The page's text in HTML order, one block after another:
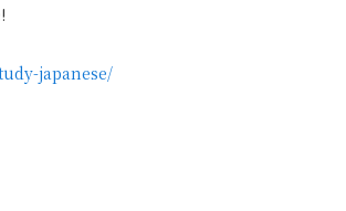
japanese/